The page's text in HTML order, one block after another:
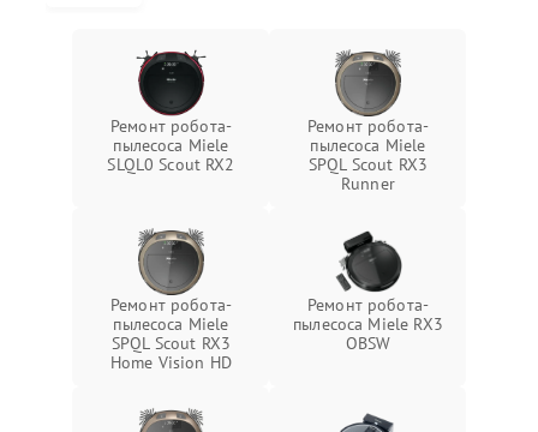
Ремонт робота-
пылесоса Miele
SLQL0 Scout RX2
Ремонт робота-
пылесоса Miele
SPQL Scout RX3
Runner
Ремонт робота-
пылесоса Miele
SPQL Scout RX3
Home Vision HD
Ремонт робота-
пылесоса Miele RX3
OBSW